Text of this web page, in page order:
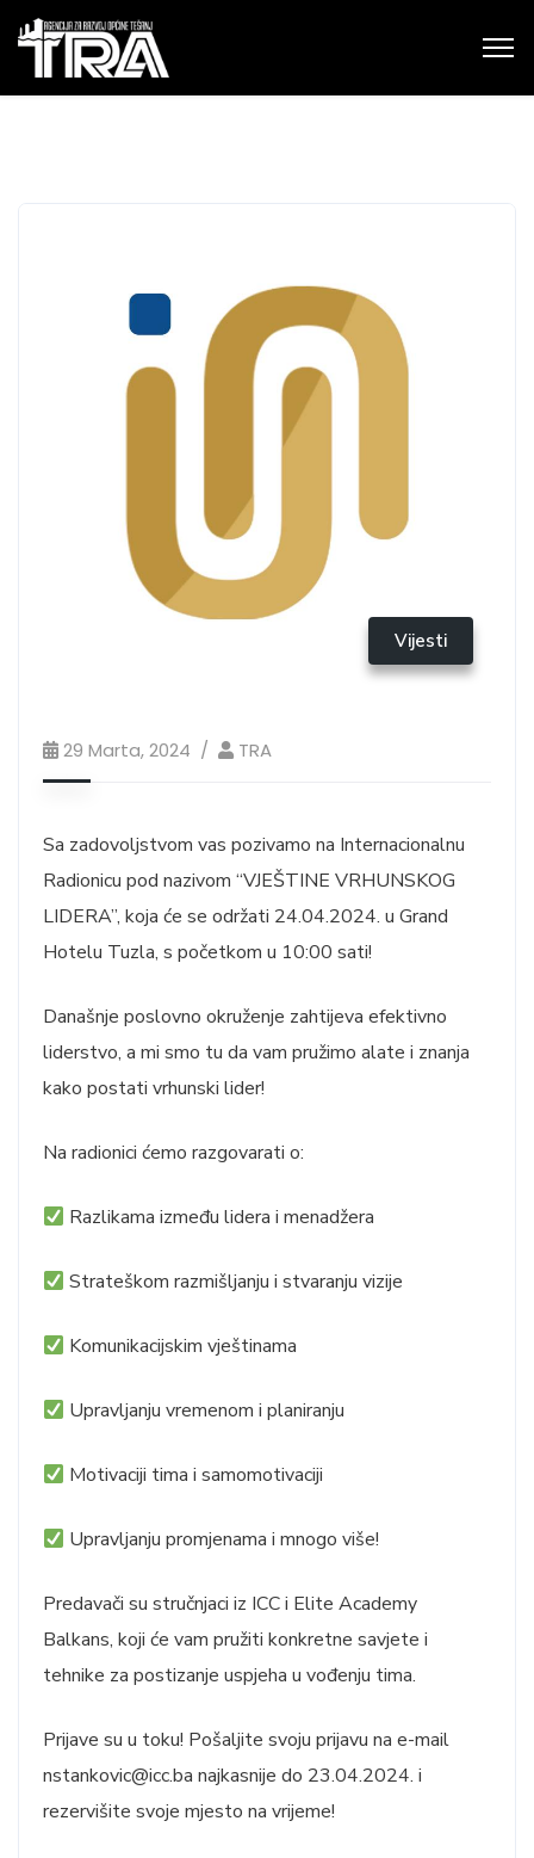
Vijesti
29 Marta, 2024 TRA
Sa zadovoljstvom vas pozivamo na Internacionalnu
Radionicu pod nazivom “VJEŠTINE VRHUNSKOG
LIDERA”, koja će se održati 24.04.2024. u Grand
Hotelu Tuzla, s početkom u 10:00 sati!
Današnje poslovno okruženje zahtijeva efektivno
liderstvo, a mi smo tu da vam pružimo alate i znanja
kako postati vrhunski lider!
Na radionici ćemo razgovarati o:
Razlikama između lidera i menadžera
Strateškom razmišljanju i stvaranju vizije
Komunikacijskim vještinama
Upravljanju vremenom i planiranju
Motivaciji tima i samomotivaciji
Upravljanju promjenama i mnogo više!
Predavači su stručnjaci iz ICC i Elite Academy
Balkans, koji će vam pružiti konkretne savjete i
tehnike za postizanje uspjeha u vođenju tima.
Prijave su u toku! Pošaljite svoju prijavu na e-mail
nstankovic@icc.ba najkasnije do 23.04.2024. i
rezervišite svoje mjesto na vrijeme!